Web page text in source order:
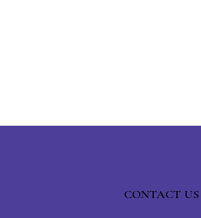
CONTACT US